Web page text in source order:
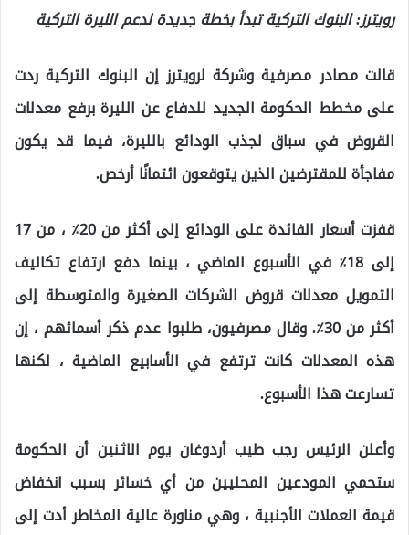
رويترز: البنوك التركية تبدأ بخطة جديدة لدعم الليرة التركية
قالت مصادر مصرفية وشركة لرويترز إن البنوك التركية ردت
على مخطط الحكومة الجديد للدفاع عن الليرة برفع معدلات
القروض في سباق لجذب الودائع بالليرة، فيما قد يكون
مفاجأة للمقترضين الذين يتوقعون ائتمانًا أرخص.
قفزت أسعار الفائدة على الودائع إلى أكثر من 20٪ ، من 17
إلى 18٪ في الأسبوع الماضي ، بينما دفع ارتفاع تكاليف
التمويل معدلات قروض الشركات الصغيرة والمتوسطة إلى
أكثر من 30٪. وقال مصرفيون، طلبوا عدم ذكر أسمائهم ، إن
هذه المعدلات كانت ترتفع في الأسابيع الماضية ، لكنها
تسارعت هذا الأسبوع.
وأعلن الرئيس رجب طيب أردوغان يوم الاثنين أن الحكومة
ستحمي المودعين المحليين من أي خسائر بسبب انخفاض
قيمة العملات الأجنبية ، وهي مناورة عالية المخاطر أدت إلى